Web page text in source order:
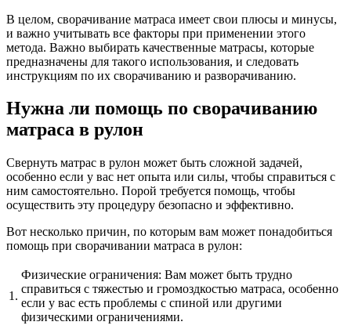
В целом, сворачивание матраса имеет свои плюсы и минусы,
и важно учитывать все факторы при применении этого
метода. Важно выбирать качественные матрасы, которые
предназначены для такого использования, и следовать
инструкциям по их сворачиванию и разворачиванию.
Нужна ли помощь по сворачиванию
матраса в рулон
Свернуть матрас в рулон может быть сложной задачей,
особенно если у вас нет опыта или силы, чтобы справиться с
ним самостоятельно. Порой требуется помощь, чтобы
осуществить эту процедуру безопасно и эффективно.
Вот несколько причин, по которым вам может понадобиться
помощь при сворачивании матраса в рулон:
1.
Физические ограничения: Вам может быть трудно
справиться с тяжестью и громоздкостью матраса, особенно
если у вас есть проблемы с спиной или другими
физическими ограничениями.